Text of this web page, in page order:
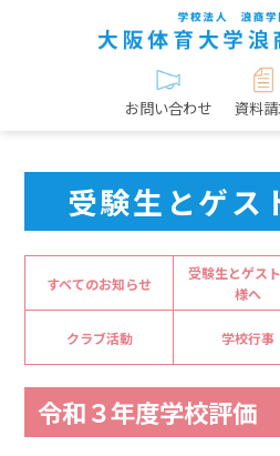
お問い合わせ 資料
受験生とゲス
すべてのお知らせ
受験生とゲス
様へ
クラブ活動 学校行事
令和３年度学校評価